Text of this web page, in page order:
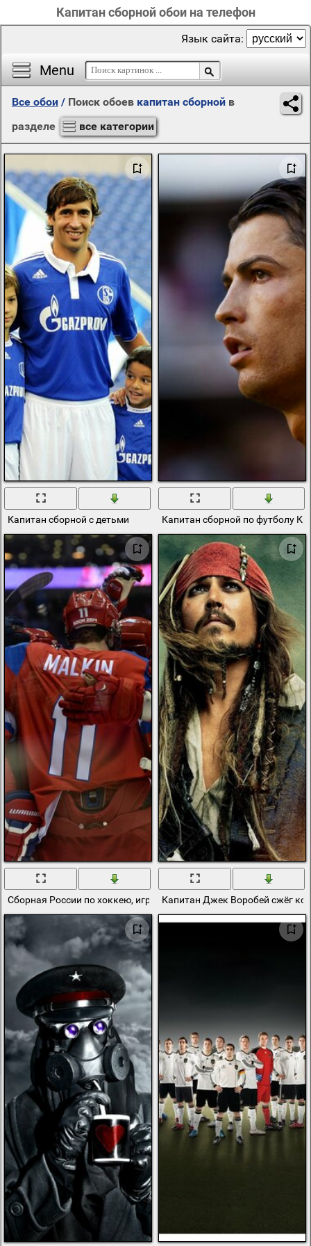
Капитан сборной обои на телефон
Menu
Язык сайта:
Все обои / Поиск обоев капитан сборной в
разделе
все категории
Капитан сборной с детьми Капитан сборной по футболу
Сборная России по хоккею, игроки обнимаются на льду
Капитан Джек Воробей сжёг